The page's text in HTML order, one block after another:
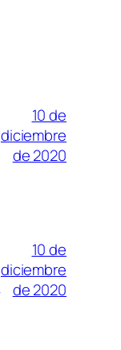
10 de
diciembre
de 2020
10 de
diciembre
de 2020